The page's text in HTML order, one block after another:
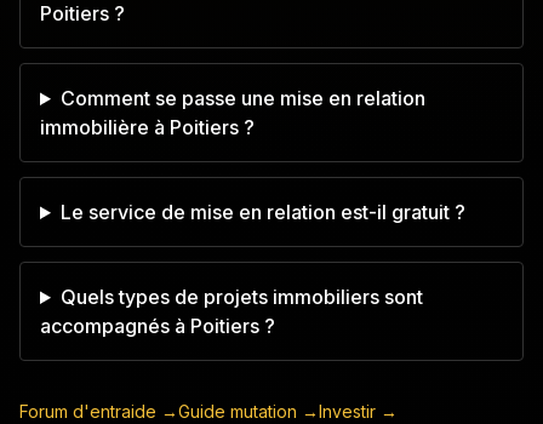
Poitiers ?
Comment se passe une mise en relation
immobilière à Poitiers ?
Le service de mise en relation est-il gratuit ?
Quels types de projets immobiliers sont
accompagnés à Poitiers ?
Forum d'entraide →Guide mutation →Investir →